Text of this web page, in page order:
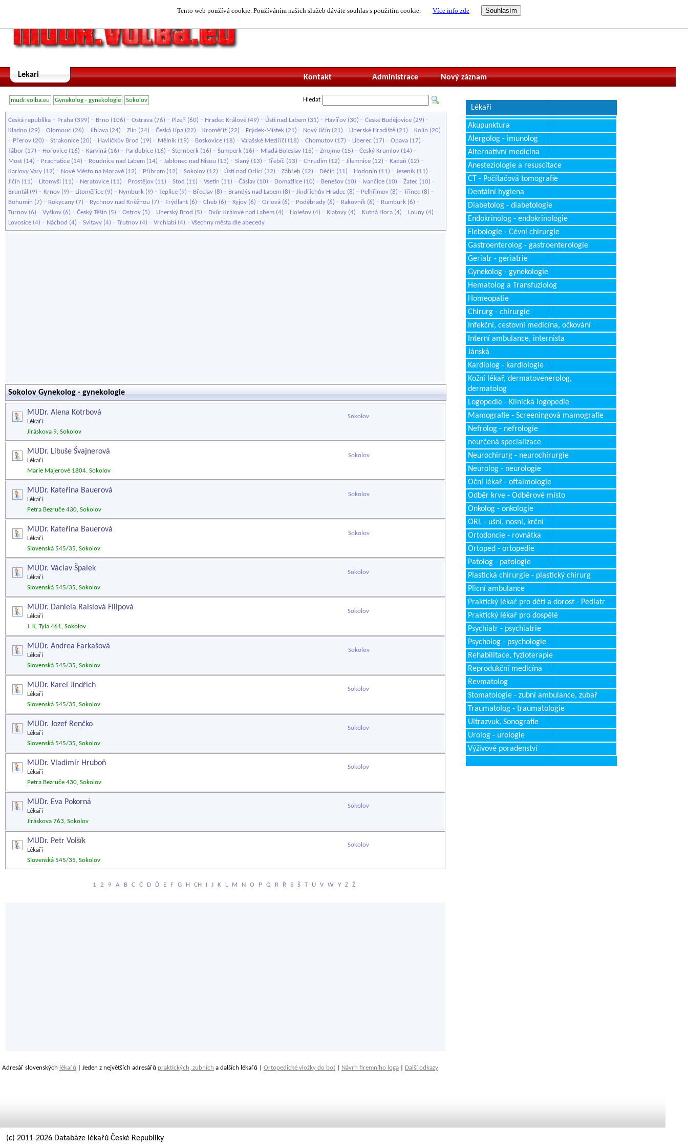
Tento web používá cookie. Používáním našich služeb dáváte souhlas s použitím cookie. Více info zde
Lekari Nový záznam
Administrace
Kontakt
mudr.volba.eu Gynekolog - gynekologie Sokolov Hledat
Česká republika - Praha (399) - Brno (106) - Ostrava (76) - Plzeň (60) - Hradec Králové (49) - Ústí nad Labem (31) - Havířov (30) - České Budějovice (29) -
Kladno (29) - Olomouc (26) - Jihlava (24) - Zlín (24) - Česká Lípa (22) - Kroměříž (22) - Frýdek-Místek (21) - Nový Jičín (21) - Uherské Hradiště (21) - Kolín (20)
- Přerov (20) - Strakonice (20) - Havlíčkův Brod (19) - Mělník (19) - Boskovice (18) - Valašské Meziříčí (18) - Chomutov (17) - Liberec (17) - Opava (17) -
Tábor (17) - Hořovice (16) - Karviná (16) - Pardubice (16) - Šternberk (16) - Šumperk (16) - Mladá Boleslav (15) - Znojmo (15) - Český Krumlov (14) -
Most (14) - Prachatice (14) - Roudnice nad Labem (14) - Jablonec nad Nisou (13) - Slaný (13) - Třebíč (13) - Chrudim (12) - Jilemnice (12) - Kadaň (12) -
Karlovy Vary (12) - Nové Město na Moravě (12) - Příbram (12) - Sokolov (12) - Ústí nad Orlicí (12) - Zábřeh (12) - Děčín (11) - Hodonín (11) - Jeseník (11) -
Jičín (11) - Litomyšl (11) - Neratovice (11) - Prostějov (11) - Stod (11) - Vsetín (11) - Čáslav (10) - Domažlice (10) - Benešov (10) - Ivančice (10) - Žatec (10) -
Bruntál (9) - Krnov (9) - Litoměřice (9) - Nymburk (9) - Teplice (9) - Břeclav (8) - Brandýs nad Labem (8) - Jindřichův Hradec (8) - Pelhřimov (8) - Třinec (8) -
Bohumín (7) - Rokycany (7) - Rychnov nad Kněžnou (7) - Frýdlant (6) - Cheb (6) - Kyjov (6) - Orlová (6) - Poděbrady (6) - Rakovník (6) - Rumburk (6) -
Turnov (6) - Vyškov (6) - Český Těšín (5) - Ostrov (5) - Uherský Brod (5) - Dvůr Králové nad Labem (4) - Holešov (4) - Klatovy (4) - Kutná Hora (4) - Louny (4) -
Lovosice (4) - Náchod (4) - Svitavy (4) - Trutnov (4) - Vrchlabí (4) - Všechny města dle abecedy
Sokolov Gynekolog - gynekologie
MUDr. Alena Kotrbová
Lékaři
Sokolov
Jiráskova 9, Sokolov
MUDr. Libuše Švajnerová
Lékaři
Sokolov
Marie Majerové 1804, Sokolov
MUDr. Kateřina Bauerová
Lékaři
Sokolov
Petra Bezruče 430, Sokolov
MUDr. Kateřina Bauerová
Lékaři
Sokolov
Slovenská 545/35, Sokolov
MUDr. Václav Špalek
Lékaři
Sokolov
Slovenská 545/35, Sokolov
MUDr. Daniela Raislová Filipová
Lékaři
Sokolov
J. K. Tyla 461, Sokolov
MUDr. Andrea Farkašová
Lékaři
Sokolov
Slovenská 545/35, Sokolov
MUDr. Karel Jindřich
Lékaři
Sokolov
Slovenská 545/35, Sokolov
MUDr. Jozef Renčko
Lékaři
Sokolov
Slovenská 545/35, Sokolov
MUDr. Vladimír Hruboň
Lékaři
Sokolov
Petra Bezruče 430, Sokolov
MUDr. Eva Pokorná
Lékaři
Sokolov
Jiráskova 763, Sokolov
MUDr. Petr Volšík
Lékaři
Sokolov
Slovenská 545/35, Sokolov
1 2 9 A B C Č D Ď E F G H CH I J K L M N O P Q R Ř S Š T U V W Y Z Ž
Lékaři
Akupunktura
Alergolog - imunolog
Alternativní medicína
Anesteziologie a resuscitace
CT - Počítačová tomografie
Dentální hygiena
Diabetolog - diabetologie
Endokrinolog - endokrinologie
Flebologie - Cévní chirurgie
Gastroenterolog - gastroenterologie
Geriatr - geriatrie
Gynekolog - gynekologie
Hematolog a Transfuziolog
Homeopatie
Chirurg - chirurgie
Infekční, cestovní medicína, očkování
Interní ambulance, internista
Jánská
Kardiolog - kardiologie
Kožní lékař, dermatovenerolog,
dermatolog
Logopedie - Klinická logopedie
Mamografie - Screeningová mamografie
Nefrolog - nefrologie
neurčená specializace
Neurochirurg - neurochirurgie
Neurolog - neurologie
Oční lékař - oftalmologie
Odběr krve - Odběrové místo
Onkolog - onkologie
ORL - ušní, nosní, krční
Ortodoncie - rovnátka
Ortoped - ortopedie
Patolog - patologie
Plastická chirurgie - plastický chirurg
Plicní ambulance
Praktický lékař pro děti a dorost - Pediatr
Praktický lékař pro dospělé
Psychiatr - psychiatrie
Psycholog - psychologie
Rehabilitace, fyzioterapie
Reprodukční medicína
Revmatolog
Stomatologie - zubní ambulance, zubař
Traumatolog - traumatologie
Ultrazvuk, Sonografie
Urolog - urologie
Výživové poradenství
Adresář slovenských lékařů | Jeden z největších adresářů praktických, zubních a dalších lékařů | Ortopedické vložky do bot Návrh firemního loga Další odkazy
(c) 2011-2026 Databáze lékařů České Republiky